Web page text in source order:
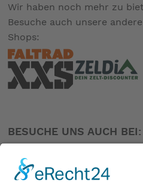
Wir haben noch mehr zu
Besuche auch unsere
Shops:
BESUCHE UNS AUCH BEI: